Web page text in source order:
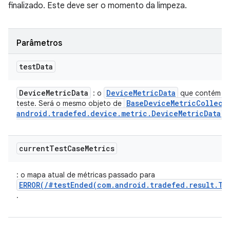
finalizado. Este deve ser o momento da limpeza.
Parâmetros
testData
DeviceMetricData : o DeviceMetricData que contém
teste. Será o mesmo objeto de BaseDeviceMetric
android . tradefed . device . metric . DeviceMetricData)
currentTestCaseMetrics
: o mapa atual de métricas passado para
ERROR(/
.